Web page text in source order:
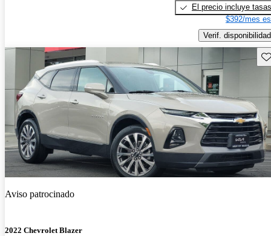
El precio incluye tasas
$392/mes
Verif. disponibilidad
Aviso patrocinado
2022 Chevrolet Blazer